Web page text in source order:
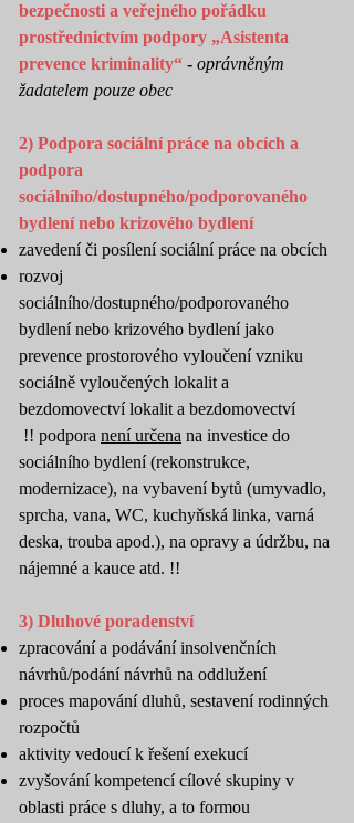
bezpečnosti a veřejného pořádku
prostřednictvím podpory „Asistenta
prevence kriminality“ - oprávněným
žadatelem pouze obec
2) Podpora sociální práce na obcích a
podpora
sociálního/dostupného/podporovaného
bydlení nebo krizového bydlení
zavedení či posílení sociální práce na obcích
rozvoj
sociálního/dostupného/podporovaného
bydlení nebo krizového bydlení jako
prevence prostorového vyloučení vzniku
sociálně vyloučených lokalit a
bezdomovectví lokalit a bezdomovectví
!! podpora není určena na investice do
sociálního bydlení (rekonstrukce,
modernizace), na vybavení bytů (umyvadlo,
sprcha, vana, WC, kuchyňská linka, varná
deska, trouba apod.), na opravy a údržbu, na
nájemné a kauce atd. !!
3) Dluhové poradenství
zpracování a podávání insolvenčních
návrhů/podání návrhů na oddlužení
proces mapování dluhů, sestavení rodinných
rozpočtů
aktivity vedoucí k řešení exekucí
zvyšování kompetencí cílové skupiny v
oblasti práce s dluhy, a to formou